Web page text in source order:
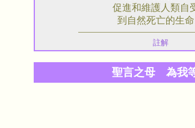
促進和維護人類自
到自然死亡的生命
註解
聖言之母 為我